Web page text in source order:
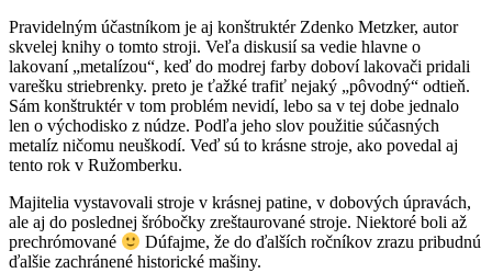
Pravidelným účastníkom je aj konštruktér Zdenko Metzker, autor
skvelej knihy o tomto stroji. Veľa diskusií sa vedie hlavne o
lakovaní „metalízou“, keď do modrej farby doboví lakovači pridali
varešku striebrenky. preto je ťažké trafiť nejaký „pôvodný“ odtieň.
Sám konštruktér v tom problém nevidí, lebo sa v tej dobe jednalo
len o východisko z núdze. Podľa jeho slov použitie súčasných
metalíz ničomu neuškodí. Veď sú to krásne stroje, ako povedal aj
tento rok v Ružomberku.
Majitelia vystavovali stroje v krásnej patine, v dobových úpravách,
ale aj do poslednej šróbočky zreštaurované stroje. Niektoré boli až
prechrómované
Dúfajme, že do ďalších ročníkov zrazu pribudnú
ďalšie zachránené historické mašiny.